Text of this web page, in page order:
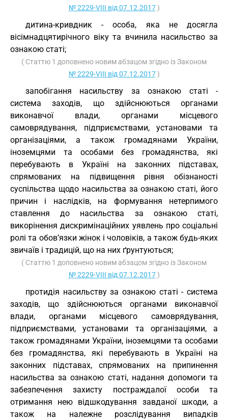
№ 2229-VIII від 07.12.2017)
дитина-кривдник - особа, яка не досягла
вісімнадцятирічного віку та вчинила насильство за
ознакою статі;
( Статтю 1 доповнено новим абзацом згідно із Законом
№ 2229-VIII від 07.12.2017)
запобігання насильству за ознакою статі -
система заходів, що здійснюються органами
виконавчої влади, органами місцевого
самоврядування, підприємствами, установами та
організаціями, а також громадянами України,
іноземцями та особами без громадянства, які
перебувають в Україні на законних підставах,
спрямованих на підвищення рівня обізнаності
суспільства щодо насильства за ознакою статі, його
причин і наслідків, на формування нетерпимого
ставлення до насильства за ознакою статі,
викорінення дискримінаційних уявлень про соціальні
ролі та обов’язки жінок і чоловіків, а також будь-яких
звичаїв і традицій, що на них ґрунтуються;
( Статтю 1 доповнено новим абзацом згідно із Законом
№ 2229-VIII від 07.12.2017)
протидія насильству за ознакою статі - система
заходів, що здійснюються органами виконавчої
влади, органами місцевого самоврядування,
підприємствами, установами та організаціями, а
також громадянами України, іноземцями та особами
без громадянства, які перебувають в Україні на
законних підставах, спрямованих на припинення
насильства за ознакою статі, надання допомоги та
забезпечення захисту постраждалої особи та
отримання нею відшкодування завданої шкоди, а
також на належне розслідування випадків